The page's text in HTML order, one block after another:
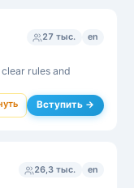
27 тыс. en
rules and
Вступить →
26,3 тыс. en